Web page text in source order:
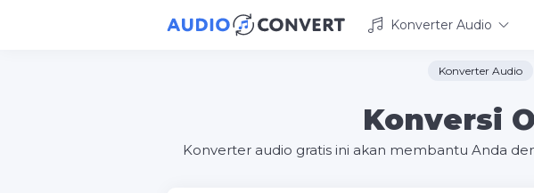
Konverter Audio
Konverter Audio
Konversi
Konverter audio gratis ini akan membantu Anda